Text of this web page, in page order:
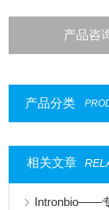
产品咨
产品分类
相关文章
Intronbio——